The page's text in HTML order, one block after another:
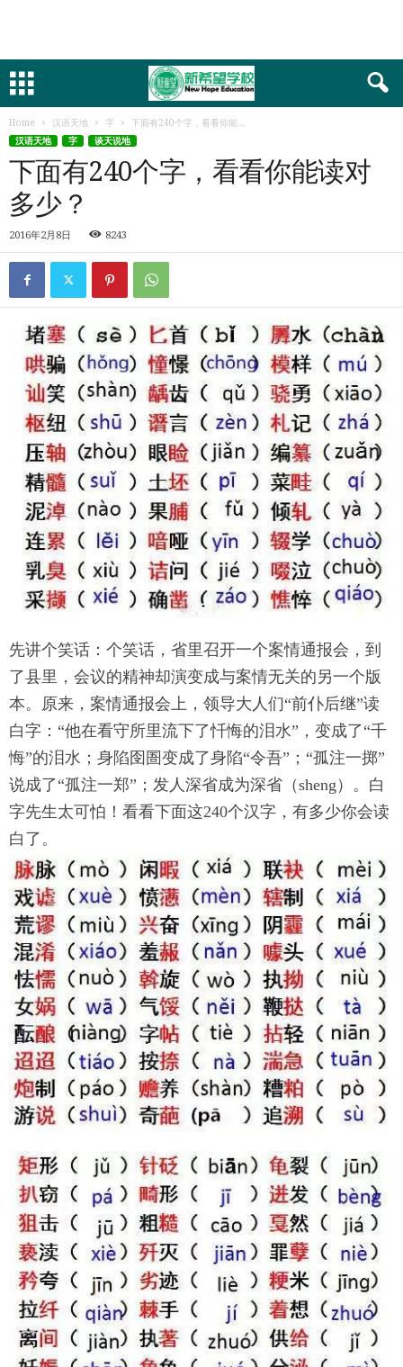
Home 汉语天地 字
下面有240个字，看看你能...
汉语天地
字 谈天说地
下面有240个字，看看你能读对
多少？
2016年2月8日 8243
先讲个笑话：个笑话，省里召开一个案情通报会，到
了县里，会议的精神却演变成与案情无关的另一个版
本。原来，案情通报会上，领导大人们“前仆后继”读
白字：“他在看守所里流下了忏悔的泪水”，变成了“千
悔”的泪水；身陷囹圄变成了身陷“令吾”；“孤注一掷”
说成了“孤注一郑”；发人深省成为深省（sheng）。白
字先生太可怕！看看下面这240个汉字，有多少你会读
白了。